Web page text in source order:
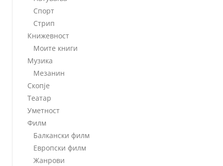
Спорт
Стрип
Книжевност
Моите книги
Музика
Мезанин
Скопје
Театар
Уметност
Филм
Балкански филм
Европски филм
Жанрови